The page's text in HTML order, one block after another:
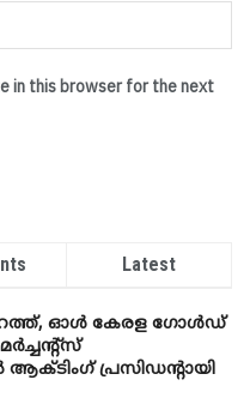
in this browser for the next
Latest
ഓൾ കേരള ഗോൾഡ്
പ്രസിഡന്റായി